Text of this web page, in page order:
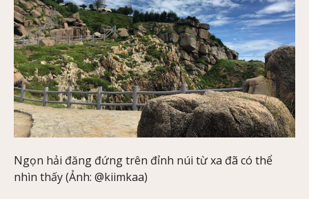
Ngọn hải đăng đứng trên đỉnh núi từ xa đã có thể
nhìn thấy (Ảnh: @kiimkaa)